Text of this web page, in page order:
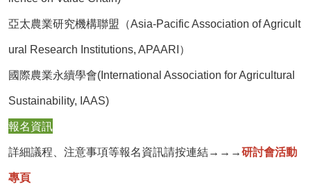
亞太農業研究機構聯盟（Asia-Pacific Association of Agricult
ural Research Institutions, APAARI）
國際農業永續學會(International Association for Agricultural
Sustainability, IAAS)
報名資訊
詳細議程、注意事項等報名資訊請按連結→→→研討會活動
專頁